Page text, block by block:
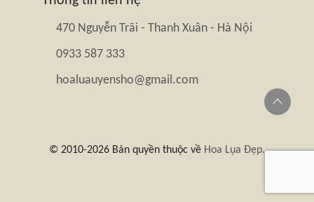
470 Nguyễn Trãi - Thanh Xuân - Hà Nội
0933 587 333
hoaluauyensho@gmail.com
© 2010-2026 Bản quyền thuộc về Hoa Lụa Đẹp.